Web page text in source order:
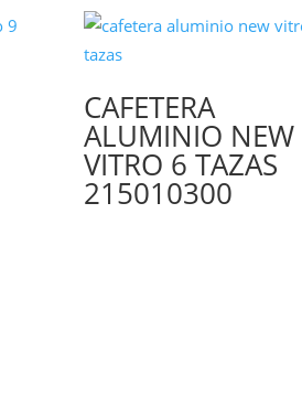
CAFETERA
ALUMINIO NEW
VITRO 6 TAZAS
215010300